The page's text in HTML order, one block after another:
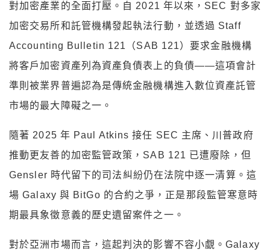
對加密產業的全面打壓。自 2021 年以來，SEC 對多家
加密交易所和託管機構發起執法行動，並透過 Staff
Accounting Bulletin 121（SAB 121）要求金融機構
將客戶加密資產列為資產負債表上的負債——這項會計
準則被業界普遍認為是傳統金融機構進入數位資產託管
市場的最大障礙之一。
隨著 2025 年 Paul Atkins 接任 SEC 主席、川普政府
推動更友善的加密監管政策，SAB 121 已遭廢除，但
Gensler 時代留下的司法糾紛仍在法院中逐一清算。這
場 Galaxy 與 BitGo 的合約之爭，正是那段監管寒意時
期最具象徵意義的歷史遺留案件之一。
對於亞洲市場而言，這起判決的影響不容小覷。Galaxy